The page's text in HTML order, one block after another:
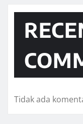
Tidak ada